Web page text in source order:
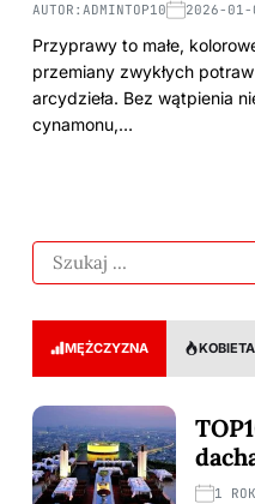
AUTOR: ADMINTOP10 2026-01-
Przyprawy to małe,
przemiany zwykłych
arcydzieła. Bez wątpienia
cynamonu,…
MĘŻCZYZNA KOBIETA
1